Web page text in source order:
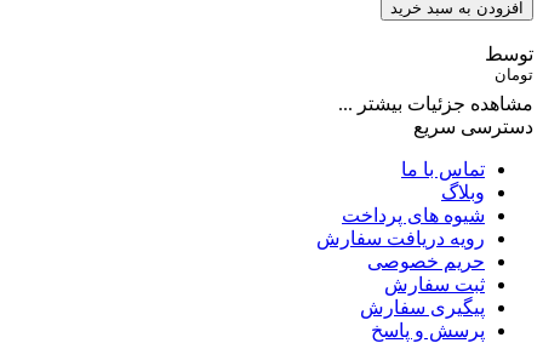
افزودن به سبد خرید
توسط
تومان
مشاهده جزئیات بیشتر ...
دسترسی سریع
تماس با ما
وبلاگ
شیوه های پرداخت
رویه دریافت سفارش
حریم خصوصی
ثبت سفارش
پیگیری سفارش
پرسش و پاسخ